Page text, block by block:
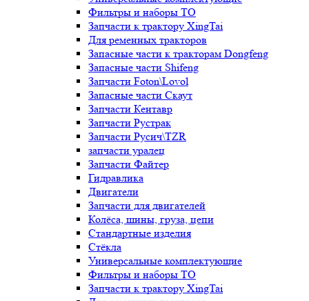
Фильтры и наборы ТО
Запчасти к трактору XingTai
Для ременных тракторов
Запасные части к тракторам Dongfeng
Запасные части Shifeng
Запчасти Foton\Lovol
Запасные части Скаут
Запчасти Кентавр
Запчасти Рустрак
Запчасти Русич\TZR
запчасти уралец
Запчасти Файтер
Гидравлика
Двигатели
Запчасти для двигателей
Колёса, шины, груза, цепи
Стандартные изделия
Стёкла
Универсальные комплектующие
Фильтры и наборы ТО
Запчасти к трактору XingTai